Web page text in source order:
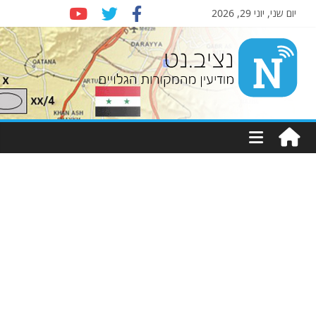
יום שני, יוני 29, 2026
Nziv.net
מודיעין
מהמקורות